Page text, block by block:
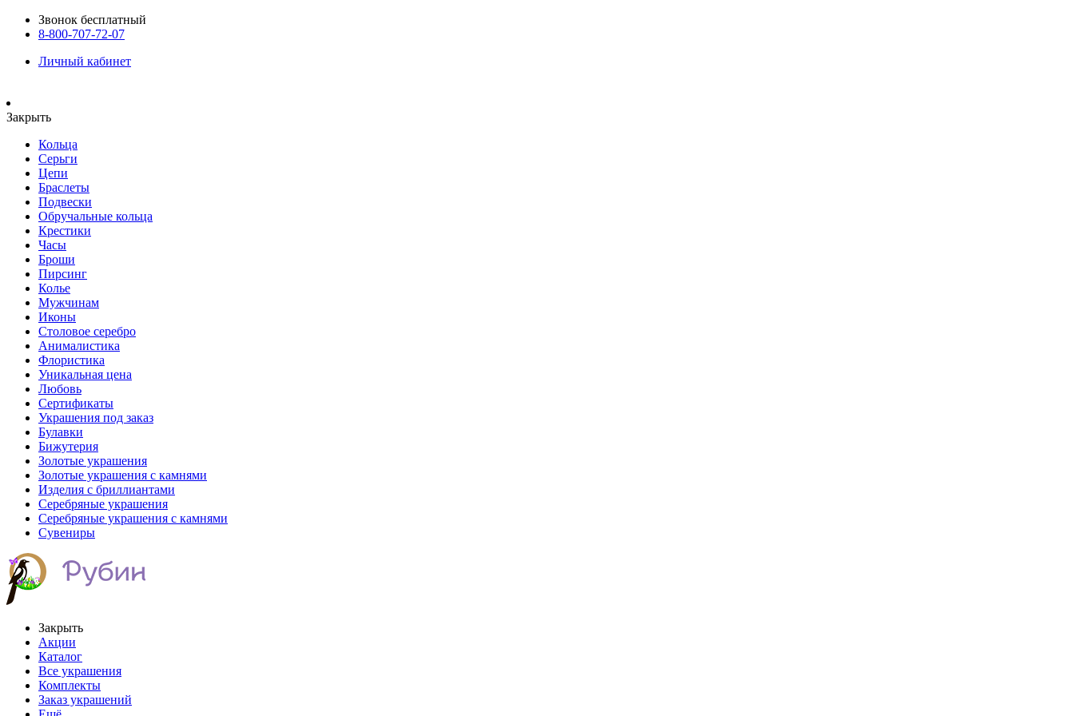
Звонок бесплатный
8-800-707-72-07
Личный кабинет
Закрыть
Кольца
Серьги
Цепи
Браслеты
Подвески
Обручальные кольца
Крестики
Часы
Броши
Пирсинг
Колье
Мужчинам
Иконы
Столовое серебро
Анималистика
Флористика
Уникальная цена
Любовь
Сертификаты
Украшения под заказ
Булавки
Бижутерия
Золотые украшения
Золотые украшения с камнями
Изделия с бриллиантами
Серебряные украшения
Серебряные украшения с камнями
Сувениры
Закрыть
Акции
Каталог
Все украшения
Комплекты
Заказ украшений